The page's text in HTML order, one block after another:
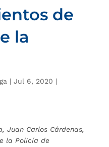
de
la
| Jul 6, 2020 |
Juan Carlos Cárdenas,
la Policía de